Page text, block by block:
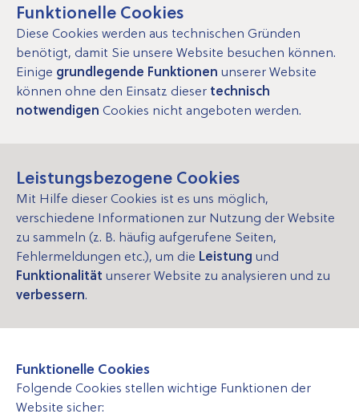
Funktionelle Cookies
Diese Cookies werden aus technischen Gründen
benötigt, damit Sie unsere Website besuchen können.
Einige grundlegende Funktionen unserer Website
können ohne den Einsatz dieser technisch
notwendigen Cookies nicht angeboten werden.
Leistungsbezogene Cookies
Mit Hilfe dieser Cookies ist es uns möglich,
verschiedene Informationen zur Nutzung der Website
zu sammeln (z. B. häufig aufgerufene Seiten,
Fehlermeldungen etc.), um die Leistung und
Funktionalität unserer Website zu analysieren und zu
verbessern.
Funktionelle Cookies
Folgende Cookies stellen wichtige Funktionen der
Website sicher: